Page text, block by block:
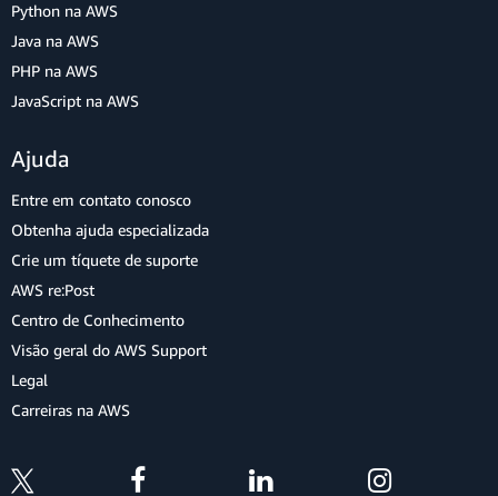
Python na AWS
Java na AWS
PHP na AWS
JavaScript na AWS
Ajuda
Entre em contato conosco
Obtenha ajuda especializada
Crie um tíquete de suporte
AWS re:Post
Centro de Conhecimento
Visão geral do AWS Support
Legal
Carreiras na AWS